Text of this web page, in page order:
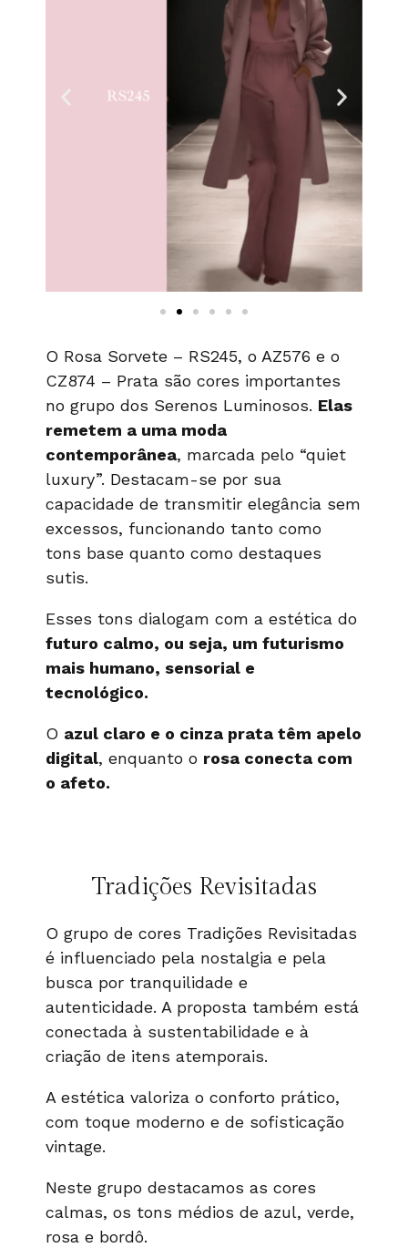
O Rosa Sorvete – RS245, o AZ576 e o
CZ874 – Prata são cores importantes
no grupo dos Serenos Luminosos. Elas
remetem a uma moda
contemporânea, marcada pelo “quiet
luxury”. Destacam-se por sua
capacidade de transmitir elegância sem
excessos, funcionando tanto como
tons base quanto como destaques
sutis.
Esses tons dialogam com a estética do
futuro calmo, ou seja, um futurismo
mais humano, sensorial e
tecnológico.
O azul claro e o cinza prata têm apelo
digital, enquanto o rosa conecta com
o afeto.
Tradições Revisitadas
O grupo de cores Tradições Revisitadas
é influenciado pela nostalgia e pela
busca por tranquilidade e
autenticidade. A proposta também está
conectada à sustentabilidade e à
criação de itens atemporais.
A estética valoriza o conforto prático,
com toque moderno e de sofisticação
vintage.
Neste grupo destacamos as cores
calmas, os tons médios de azul, verde,
rosa e bordô.